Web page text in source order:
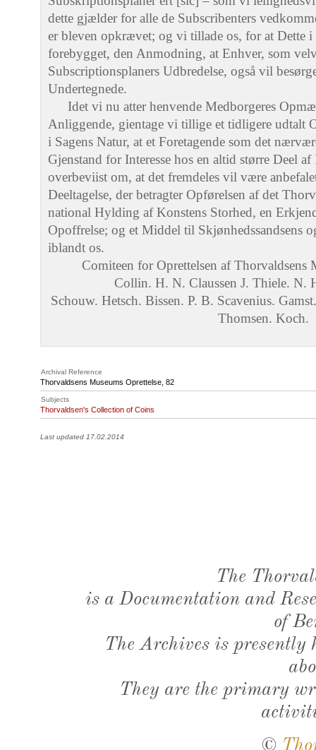
dette gjælder for alle de Subscribenters
er bleven opkrævet; og vi tillade os, for at Dette
forebygget, den Anmodning, at Enhver, som
Subscriptionsplaners Udbredelse, også vil
Undertegnede.
Idet vi nu atter henvende Medborgeres
Anliggende, gientage vi tillige et tidligere udtalt
i Sagens Natur, at et Foretagende som det
Gjenstand for Interesse hos en altid større Deel
overbeviist om, at det fremdeles vil være
Deeltagelse, der betragter Opførelsen af det
national Hylding af Konstens Storhed, en
Opoffrelse; og et Middel til Skjønhedssandsens
iblandt os.
Comiteen for Oprettelsen af Thorvaldsens
Collin. H. N. Claussen J. Thiele. N.
Schouw. Hetsch. Bissen. P. B. Scavenius.
Thomsen. Koch.
Archival Reference
Thorvaldsens Museums Oprettelse, 82
Subjects
Thorvaldsen's Collection of Coins
Last updated 17.02.2014
The
is a Documentation and
of
The Archives is presently
They are the primary
©